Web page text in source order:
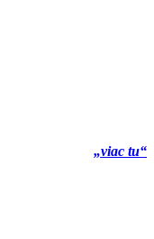
„viac tu“